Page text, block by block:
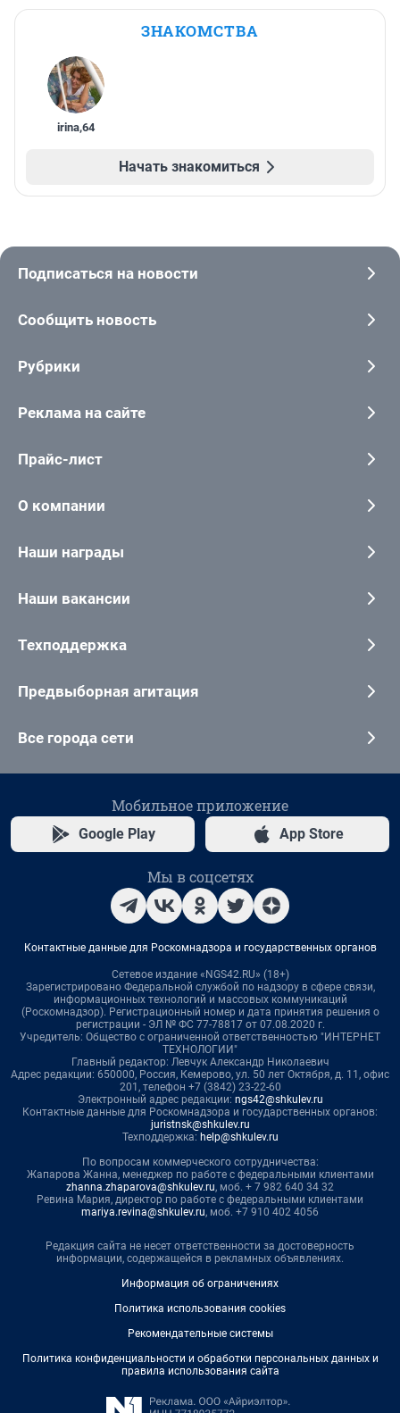
ЗНАКОМСТВА
irina,64
Начать знакомиться
Подписаться на новости
Сообщить новость
Рубрики
Реклама на сайте
Прайс-лист
О компании
Наши награды
Наши вакансии
Техподдержка
Предвыборная агитация
Все города сети
Мобильное приложение
Google Play App Store
Мы в соцсетях
Контактные данные для Роскомнадзора и государственных органов
Сетевое издание «NGS42.RU» (18+)
Зарегистрировано Федеральной службой по надзору в сфере связи,
информационных технологий и массовых коммуникаций
(Роскомнадзор). Регистрационный номер и дата принятия решения о
регистрации - ЭЛ № ФС 77-78817 от 07.08.2020 г.
Учредитель: Общество с ограниченной ответственностью "ИНТЕРНЕТ
ТЕХНОЛОГИИ"
Главный редактор: Левчук Александр Николаевич
Адрес редакции: 650000, Россия, Кемерово, ул. 50 лет Октября, д. 11, офис
201, телефон +7 (3842) 23-22-60
Электронный адрес редакции: ngs42@shkulev.ru
Контактные данные для Роскомнадзора и государственных органов:
juristnsk@shkulev.ru
Техподдержка: help@shkulev.ru
По вопросам коммерческого сотрудничества:
Жапарова Жанна, менеджер по работе с федеральными клиентами
zhanna.zhaparova@shkulev.ru, моб. + 7 982 640 34 32
Ревина Мария, директор по работе с федеральными клиентами
mariya.revina@shkulev.ru, моб. +7 910 402 4056
Редакция сайта не несет ответственности за достоверность
информации, содержащейся в рекламных объявлениях.
Информация об ограничениях
Политика использования cookies
Рекомендательные системы
Политика конфиденциальности и обработки персональных данных и
правила использования сайта